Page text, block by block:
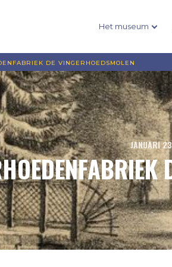
Het museum
DE VINGERHOEDSMOLEN
JANUARI